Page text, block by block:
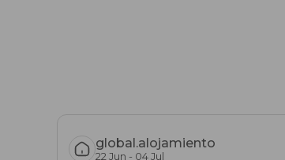
global.alojamiento
22 Jun - 04 Jul